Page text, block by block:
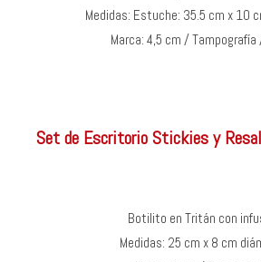
Medidas: Estuche: 35.5 cm x 10
Marca: 4,5 cm / Tampografía
Set de Escritorio Stickies y
Botilito en Tritán con
Medidas: 25 cm x 8 cm